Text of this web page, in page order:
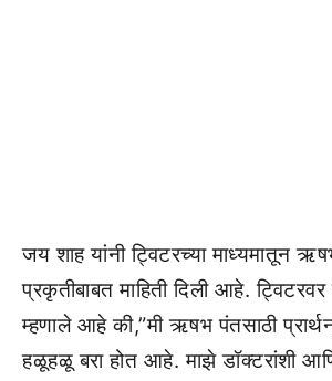
जय शाह यांनी ट्विटरच्या माध्यमातून
प्रकृतीबाबत माहिती दिली आहे.
म्हणाले आहे की,”मी ऋषभ पंतसाठी
हळूहळू बरा होत आहे. माझे डॉक्टरांशी